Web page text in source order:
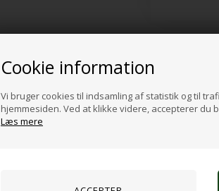
Cookie information
Vi bruger cookies til indsamling af statistik og til
hjemmesiden. Ved at klikke videre, accepterer du
Læs mere